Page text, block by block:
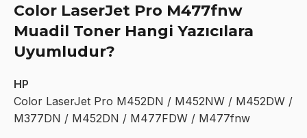
Color LaserJet Pro M477fnw
Muadil Toner Hangi Yazıcılara
Uyumludur?
HP
Color LaserJet Pro M452DN / M452NW / M452DW /
M377DN / M452DN / M477FDW / M477fnw